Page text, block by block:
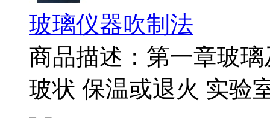
玻璃仪器吹制法
商品描述：第一章玻
玻状 保温或退火 实验